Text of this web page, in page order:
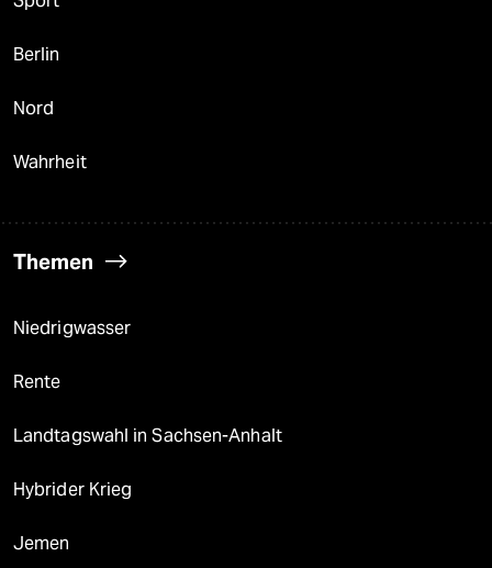
Berlin
Nord
Wahrheit
Themen
Niedrigwasser
Rente
Landtagswahl in Sachsen-Anhalt
Hybrider Krieg
Jemen